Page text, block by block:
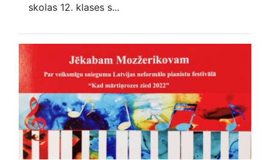
skolas 12. klases s...